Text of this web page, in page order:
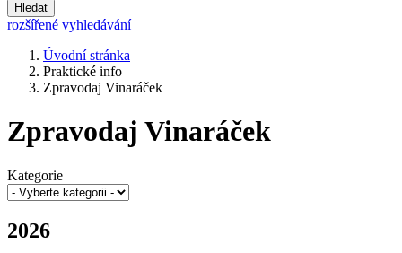
Hledat
rozšířené vyhledávání
Úvodní stránka
Praktické info
Zpravodaj Vinaráček
Zpravodaj Vinaráček
Kategorie
2026